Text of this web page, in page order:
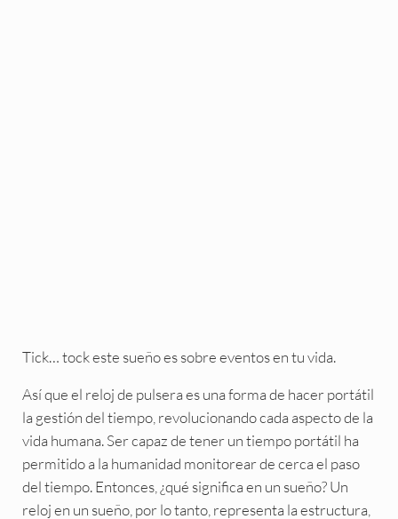
Tick… tock este sueño es sobre eventos en tu vida.
Así que el reloj de pulsera es una forma de hacer portátil
la gestión del tiempo, revolucionando cada aspecto de la
vida humana. Ser capaz de tener un tiempo portátil ha
permitido a la humanidad monitorear de cerca el paso
del tiempo. Entonces, ¿qué significa en un sueño? Un
reloj en un sueño, por lo tanto, representa la estructura,